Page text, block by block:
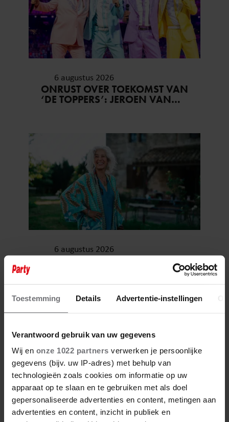
Toestemming Details Advertentie-instellingen
Verantwoord gebruik van uw gegevens
Wij en onze 1022 partners verwerken je persoonlijke
gegevens (bijv. uw IP-adres) met behulp van
technologieën zoals cookies om informatie op uw
apparaat op te slaan en te gebruiken met als doel
gepersonaliseerde advertenties en content, metingen aan
advertenties en content, inzicht in publiek en
6 augustus 2026
ONRUST OVER TOEKOMST VAN
‘DE TOPPERS’: JEROEN VAN
6 augustus 2026
NISHA TARA